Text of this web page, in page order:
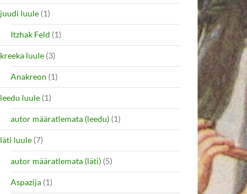
juudi luule (1)
Itzhak Feld (1)
kreeka luule (3)
Anakreon (1)
leedu luule (1)
autor määratlemata (leedu) (1)
läti luule (7)
autor määratlemata (läti) (5)
Aspazija (1)